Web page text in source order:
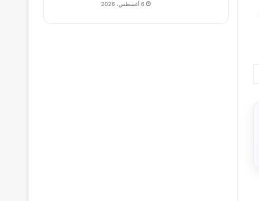
6 أغسطس، 2026